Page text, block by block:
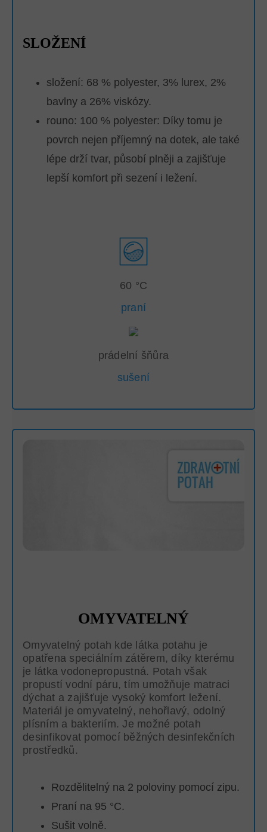
SLOŽENÍ
složení: 68 % polyester, 3% lurex, 2%
bavlny a 26% viskózy.
rouno: 100 % polyester: Díky tomu je
povrch nejen příjemný na dotek, ale také
lépe drží tvar, působí plněji a zajišťuje
lepší komfort při sezení i ležení.
60 °C
praní
prádelní šňůra
sušení
OMYVATELNÝ
Omyvatelný potah kde látka potahu je
opatřena speciálním zátěrem, díky kterému
je látka vodonepropustná. Potah však
propustí vodní páru, tím umožňuje matraci
dýchat a zajišťuje vysoký komfort ležení.
Materiál je omyvatelný, nehořlavý, odolný
plísním a bakteriím. Je možné potah
desinfikovat pomocí běžných desinfekčních
prostředků.
Rozdělitelný na 2 poloviny pomocí zipu.
Praní na 95 °C.
Sušit volně.